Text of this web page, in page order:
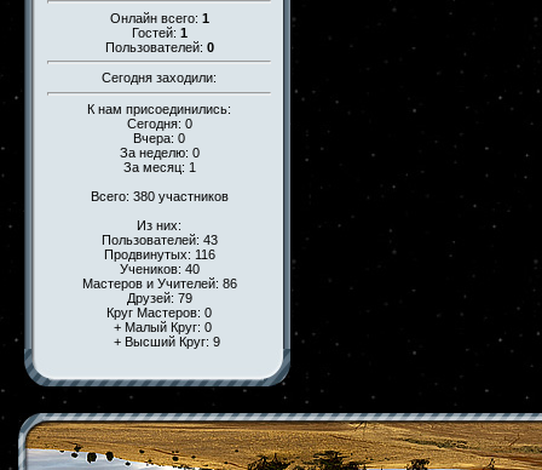
Онлайн всего: 1
Гостей: 1
Пользователей: 0
Сегодня заходили:
К нам присоединились:
Сегодня: 0
Вчера: 0
За неделю: 0
За месяц: 1
Всего: 380 участников
Из них:
Пользователей: 43
Продвинутых: 116
Учеников: 40
Мастеров и Учителей: 86
Друзей: 79
Круг Мастеров: 0
+ Малый Круг: 0
+ Высший Круг: 9